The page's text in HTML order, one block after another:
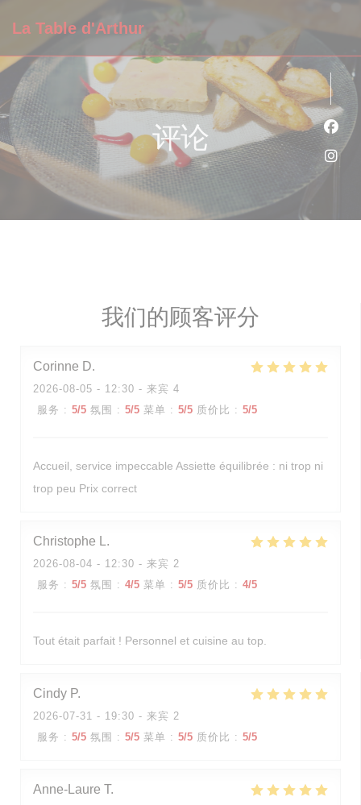
La Table d'Arthur
评论
我们的顾客评分
Corinne D
2026-08-05 - 12:30 - 来宾 4
服务 : 5/5 氛围 : 5/5 菜单 : 5/5 质价比 : 5/5
Accueil, service impeccable Assiette équilibrée : ni trop ni
trop peu Prix correct
Christophe L
2026-08-04 - 12:30 - 来宾 2
服务 : 5/5 氛围 : 4/5 菜单 : 5/5 质价比 : 4/5
Tout était parfait ! Personnel et cuisine au top.
Cindy P
2026-07-31 - 19:30 - 来宾 2
服务 : 5/5 氛围 : 5/5 菜单 : 5/5 质价比 : 5/5
Anne-Laure T